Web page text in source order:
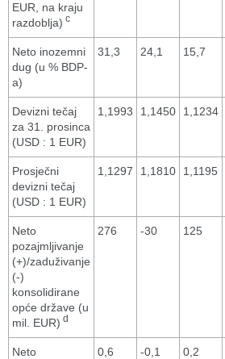
EUR, na kraju
razdoblja) c
Neto inozemni
dug (u % BDP-
a)
31,3 24,1 15,7
Devizni tečaj
za 31. prosinca
(USD : 1 EUR)
1,1993 1,1450 1,1234
Prosječni
devizni tečaj
(USD : 1 EUR)
1,1297 1,1810 1,1195
Neto
pozajmljivanje
(+)/zaduživanje
(-)
konsolidirane
opće države (u
mil. EUR) d
276 -30 125
Neto
0,6 -0,1 0,2